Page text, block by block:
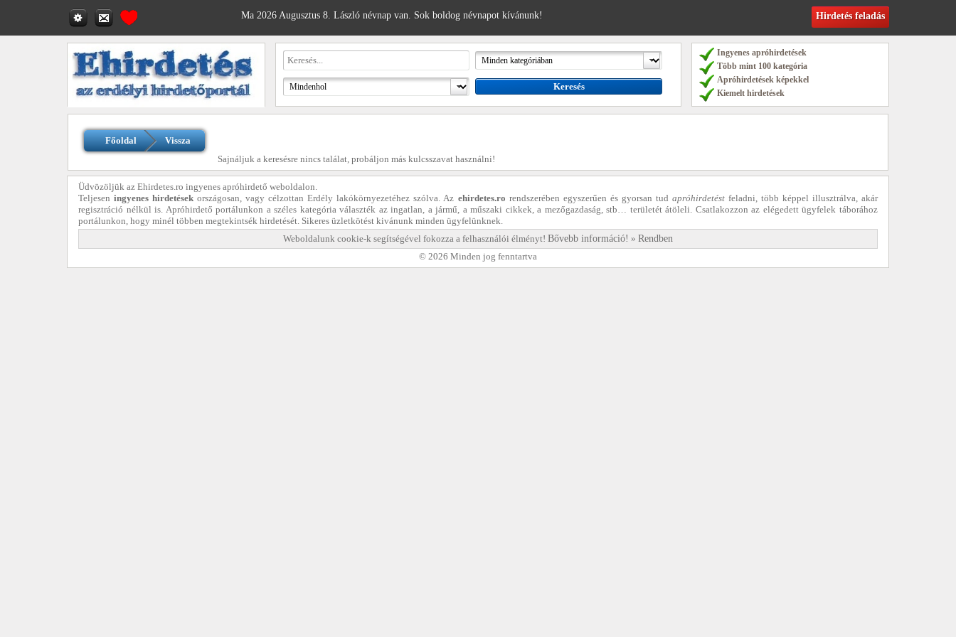
Ma 2026 Augusztus 8. László névnap van. Sok boldog névnapot kívánunk! Hirdetés feladás
Ingyenes apróhirdetések
Több mint 100 kategória
Apróhirdetések képekkel
Kiemelt hirdetések
Főoldal
Vissza
Sajnáljuk a keresésre nincs találat, probáljon más kulcsszavat használni!
Üdvözöljük az Ehirdetes.ro ingyenes apróhirdető weboldalon.
Teljeseningyenes hirdetések országosan, vagy célzottan Erdély lakókörnyezetéhez szólva. Az ehirdetes.ro rendszerében egyszerűen és gyorsan tud apróhirdetéstfeladni, több képpel illusztrálva, akár
regisztráció nélkül is. Apróhirdető portálunkon a széles kategória választék az ingatlan, a jármű, a műszaki cikkek, a mezőgazdaság, stb… területét átöleli. Csatlakozzon az elégedett ügyfelek táborához
portálunkon, hogy minél többen megtekintsék hirdetését. Sikeres üzletkötést kivánunk minden ügyfelünknek.
Weboldalunk cookie-k segítségével fokozza a felhasználói élményt! Bővebb információ! » Rendben
© 2026 Minden jog fenntartva